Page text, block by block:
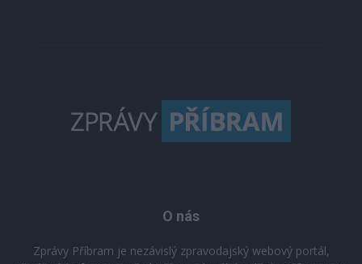
O nás
Zprávy Příbram je nezávislý zpravodajský webový portál,